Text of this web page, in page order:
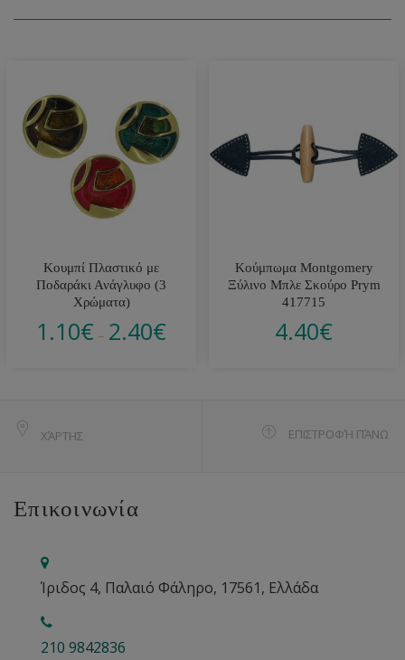
Κουμπί Πλαστικό με
Ποδαράκι Ανάγλυφο (3
Χρώματα)
1.10€ – 2.40€
Κούμπωμα Montgomery
Ξύλινο Μπλε Σκούρο Prym
417715
4.40€
ΧΆΡΤΗΣ ΕΠΙΣΤΡΟΦΉ ΠΆΝΩ
Επικοινωνία
Ίριδος 4, Παλαιό Φάληρο, 17561, Ελλάδα
210 9842836